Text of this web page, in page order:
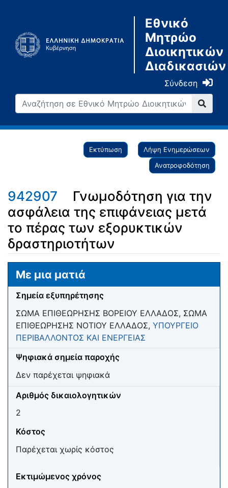
Εθνικό
Μητρώο
Διοικητικών
Διαδικασιών
Σύνδεση
Εκτύπωση
Λήψη Ενημερώσεων
Ανατροφοδότηση
942907
Γνωμοδότηση για την
ασφάλεια της επιφάνειας μετά
το πέρας των εξορυκτικών
δραστηριοτήτων
Μετάβαση σε: πλοήγηση
Με μια ματιά
Σημεία εξυπηρέτησης
ΣΩΜΑ ΕΠΙΘΕΩΡΗΣΗΣ ΒΟΡΕΙΟΥ ΕΛΛΑΔΟΣ, ΣΩΜΑ
ΕΠΙΘΕΩΡΗΣΗΣ ΝΟΤΙΟΥ ΕΛΛΑΔΟΣ, ΥΠΟΥΡΓΕΙΟ
ΠΕΡΙΒΑΛΛΟΝΤΟΣ ΚΑΙ ΕΝΕΡΓΕΙΑΣ
Ψηφιακά σημεία παροχής
Δεν παρέχεται ψηφιακά
Αριθμός δικαιολογητικών
2
Κόστος
Παρέχεται χωρίς κόστος
Εκτιμώμενος χρόνος